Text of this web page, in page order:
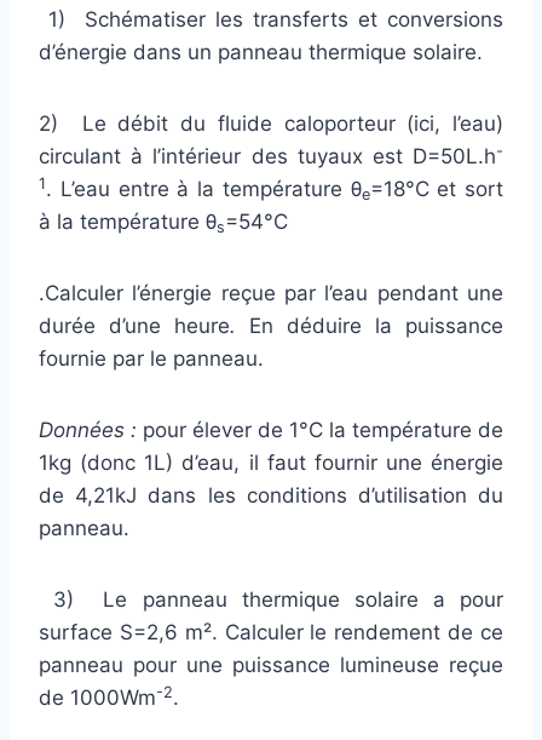
1) Schématiser les transferts et conversions
d’énergie dans un panneau thermique solaire.
2) Le débit du fluide caloporteur (ici, l’eau)
circulant à l’intérieur des tuyaux est D=50L.h-
1. L’eau entre à la température θe=18°C et sort
à la température θs=54°C
.Calculer l’énergie reçue par l’eau pendant une
durée d’une heure. En déduire la puissance
fournie par le panneau.
Données : pour élever de 1°C la température de
1kg (donc 1L) d’eau, il faut fournir une énergie
de 4,21kJ dans les conditions d’utilisation du
panneau.
3) Le panneau thermique solaire a pour
surface S=2,6 m². Calculer le rendement de ce
panneau pour une puissance lumineuse reçue
de 1000Wm-2.